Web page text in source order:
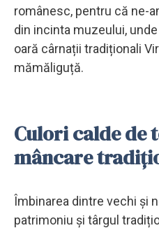
românesc, pentru că ne-
din incinta muzeului,
oară cârnații tradiționali
mămăliguță.
Culori calde de
mâncare
Îmbinarea dintre vechi și
patrimoniu și târgul